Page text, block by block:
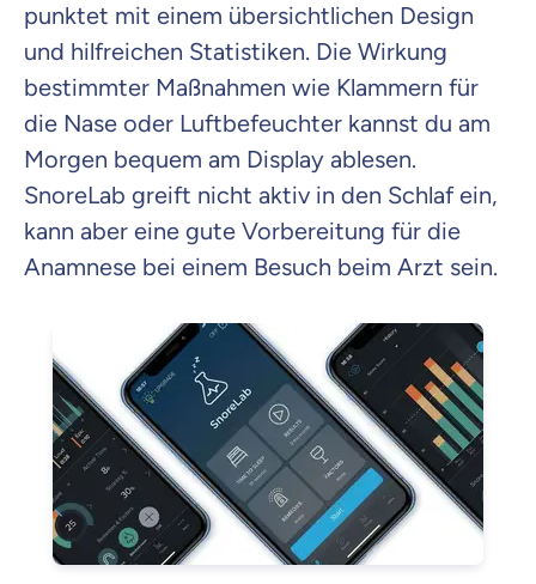
punktet mit einem übersichtlichen Design
und hilfreichen Statistiken. Die Wirkung
bestimmter Maßnahmen wie Klammern für
die Nase oder Luftbefeuchter kannst du am
Morgen bequem am Display ablesen.
SnoreLab greift nicht aktiv in den Schlaf ein,
kann aber eine gute Vorbereitung für die
Anamnese bei einem Besuch beim Arzt sein.